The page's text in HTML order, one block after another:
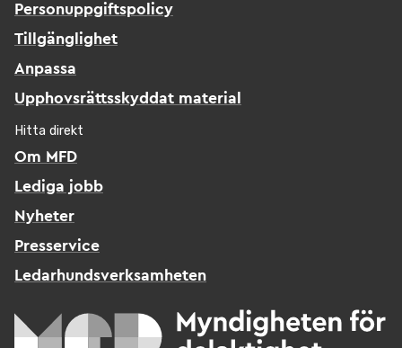
Personuppgiftspolicy
Tillgänglighet
Anpassa
Upphovsrättsskyddat material
Hitta direkt
Om MFD
Lediga jobb
Nyheter
Presservice
Ledarhundsverksamheten